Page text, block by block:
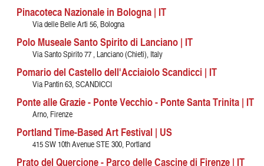
Pinacoteca Nazionale in Bologna | IT
Via delle Belle Arti 56, Bologna
Polo Museale Santo Spirito di Lanciano | IT
Via Santo Spirito 77 , Lanciano (Chieti), Italy
Pomario del Castello dell'Acciaiolo Scandicci | IT
Via Pantin 63, SCANDICCI
Ponte alle Grazie - Ponte Vecchio - Ponte Santa Trinita | IT
Arno, Firenze
Portland Time-Based Art Festival | US
415 SW 10th Avenue STE 300, Portland
Prato del Quercione - Parco delle Cascine di Firenze | IT